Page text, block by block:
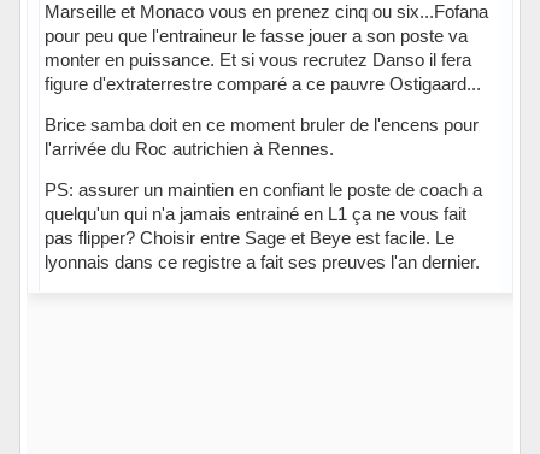
Marseille et Monaco vous en prenez cinq ou six...Fofana
pour peu que l'entraineur le fasse jouer a son poste va
monter en puissance. Et si vous recrutez Danso il fera
figure d'extraterrestre comparé a ce pauvre Ostigaard...
Brice samba doit en ce moment bruler de l'encens pour
l'arrivée du Roc autrichien à Rennes.
PS: assurer un maintien en confiant le poste de coach a
quelqu'un qui n'a jamais entrainé en L1 ça ne vous fait
pas flipper? Choisir entre Sage et Beye est facile. Le
lyonnais dans ce registre a fait ses preuves l'an dernier.